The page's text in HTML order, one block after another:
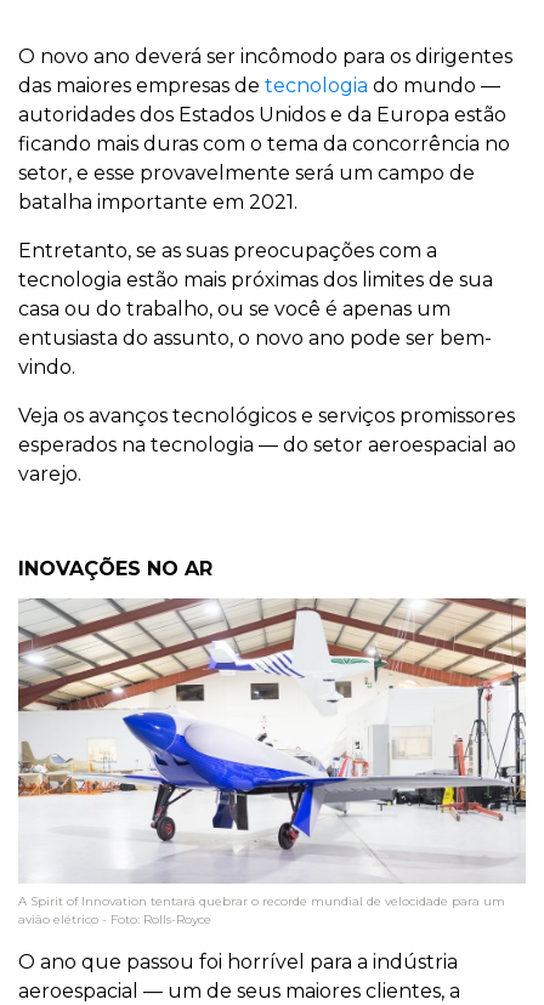
O novo ano deverá ser incômodo para os dirigentes
das maiores empresas de tecnologia do mundo —
autoridades dos Estados Unidos e da Europa estão
ficando mais duras com o tema da concorrência no
setor, e esse provavelmente será um campo de
batalha importante em 2021.
Entretanto, se as suas preocupações com a
tecnologia estão mais próximas dos limites de sua
casa ou do trabalho, ou se você é apenas um
entusiasta do assunto, o novo ano pode ser bem-
vindo.
Veja os avanços tecnológicos e serviços promissores
esperados na tecnologia — do setor aeroespacial ao
varejo.
INOVAÇÕES NO AR
A Spirit of Innovation tentará quebrar o recorde mundial de velocidade para um
avião elétrico - Foto: Rolls-Royce
O ano que passou foi horrível para a indústria
aeroespacial — um de seus maiores clientes, a